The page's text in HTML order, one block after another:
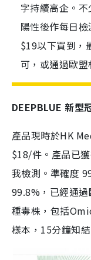
字持續高企。
陽性後作每日
$19以下買到，
可，或通過歐
DEEPBLUE 新型
產品現時於HK
$18/件。產品已
我檢測。準確度
99.8%，已經通
種毒株，包括
樣本，15分鐘知結